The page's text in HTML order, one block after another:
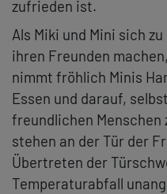
zufrieden ist.
Als Miki und Mini sich
ihren Freunden
nimmt fröhlich Minis
Essen und darauf,
freundlichen Menschen
stehen an der Tür der
Übertreten der
Temperaturabfall